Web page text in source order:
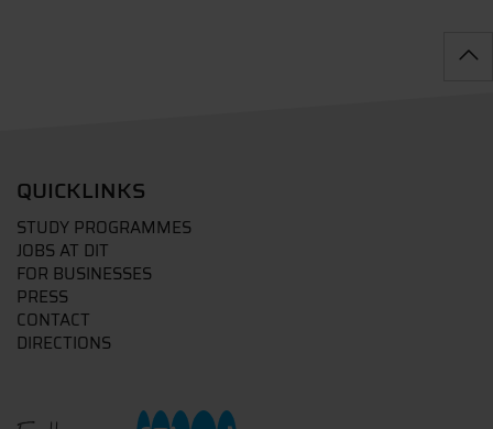
QUICKLINKS
STUDY PROGRAMMES
JOBS AT DIT
FOR BUSINESSES
PRESS
CONTACT
DIRECTIONS